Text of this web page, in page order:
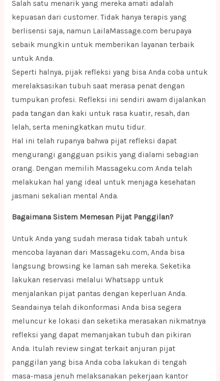
Salah satu menarik yang mereka amati adalah
kepuasan dari customer. Tidak hanya terapis yang
berlisensi saja, namun LailaMassage.com berupaya
sebaik mungkin untuk memberikan layanan terbaik
untuk Anda.
Seperti halnya, pijak refleksi yang bisa Anda coba untuk
merelaksasikan tubuh saat merasa penat dengan
tumpukan profesi. Refleksi ini sendiri awam dijalankan
pada tangan dan kaki untuk rasa kuatir, resah, dan
lelah, serta meningkatkan mutu tidur.
Hal ini telah rupanya bahwa pijat refleksi dapat
mengurangi gangguan psikis yang dialami sebagian
orang. Dengan memilih Massageku.com Anda telah
melakukan hal yang ideal untuk menjaga kesehatan
jasmani sekalian mental Anda.
Bagaimana Sistem Memesan Pijat Panggilan?
Untuk Anda yang sudah merasa tidak tabah untuk
mencoba layanan dari Massageku.com, Anda bisa
langsung browsing ke laman sah mereka. Seketika
lakukan reservasi melalui Whatsapp untuk
menjalankan pijat pantas dengan keperluan Anda.
Seandainya telah dikonformasi Anda bisa segera
meluncur ke lokasi dan seketika merasakan nikmatnya
refleksi yang dapat memanjakan tubuh dan pikiran
Anda. Itulah review singat terkait anjuran pijat
panggilan yang bisa Anda coba lakukan di tengah
masa-masa jenuh melaksanakan pekerjaan kantor